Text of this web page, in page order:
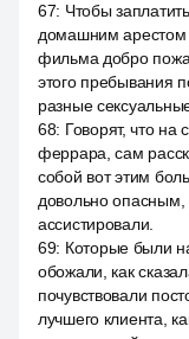
67: Чтобы
домашним арестом
фильма добро
этого пребывания
разные
68: Говорят, что
феррара, сам
собой вот этим
довольно
ассистировали.
69: Которые были
обожали, как
почувствовали
лучшего клиента,